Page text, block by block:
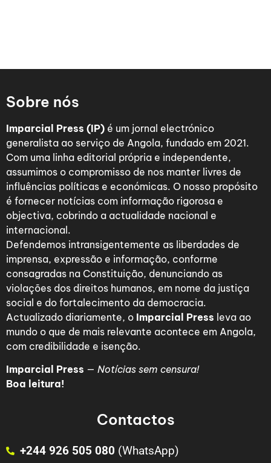
Sobre nós
Imparcial Press (IP) é um jornal electrónico
generalista ao serviço de Angola, fundado em 2021.
Com uma linha editorial própria e independente,
assumimos o compromisso de nos manter livres de
influências políticas e económicas. O nosso propósito
é fornecer notícias com informação rigorosa e
objectiva, cobrindo a actualidade nacional e
internacional.
Defendemos intransigentemente as liberdades de
imprensa, expressão e informação, conforme
consagradas na Constituição, denunciando as
violações dos direitos humanos, em nome da justiça
social e do fortalecimento da democracia.
Actualizado diariamente, o Imparcial Press leva ao
mundo o que de mais relevante acontece em Angola,
com credibilidade e isenção.
Imparcial Press — Notícias sem censura!
Boa leitura!
Contactos
+244 926 505 080 (WhatsApp)